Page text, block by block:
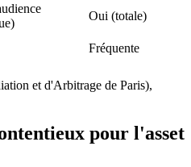
Oui (totale)
Fréquente
et d'Arbitrage de Paris),
pour l'asset